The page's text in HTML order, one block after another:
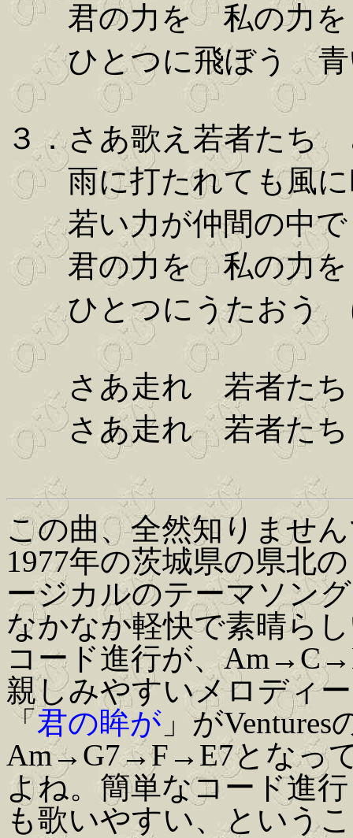
君の力を 私の力を
ひとつに飛ぼう 青
３．さあ歌え若者たち
雨に打たれても風に
若い力が仲間の中
君の力を 私の力を
ひとつにうたおう
さあ走れ 若者たち
さあ走れ 若者た
この曲、全然知りませ
1977年の茨城県の県北
ージカルのテーマソン
なかなか軽快で素晴ら
コード進行が、
親しみやすいメロディ
「君の眸が 」が
Am→G7→F→E7となっ
よね。簡単なコード進
も歌いやすい、という